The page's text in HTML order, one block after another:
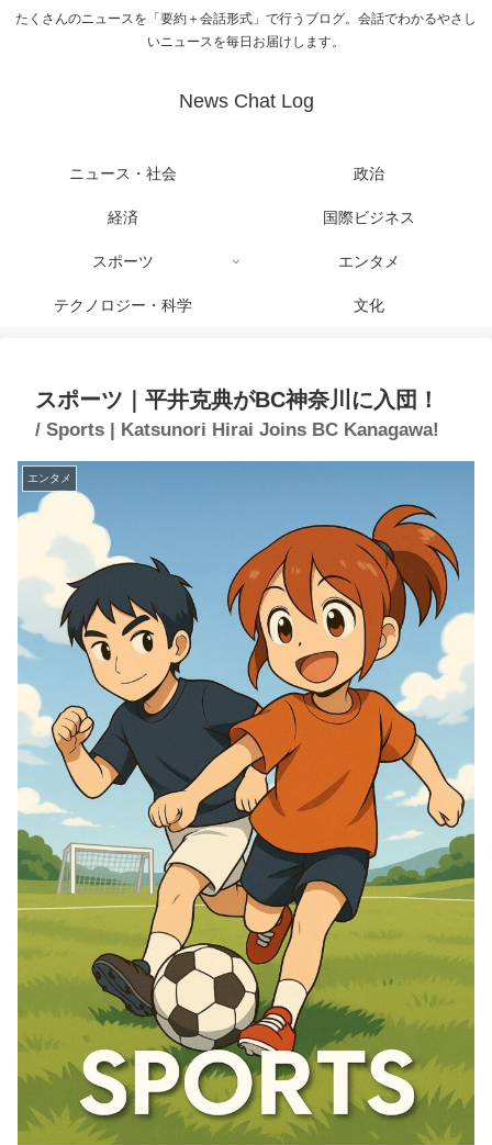
たくさんのニュースを「要約＋会話形式」で行うブログ。会話でわかるやさし
いニュースを毎日お届けします。
News Chat Log
ニュース・社会 政治
経済 国際ビジネス
スポーツ エンタメ
テクノロジー・科学 文化
スポーツ｜平井克典がBC神奈川に入団！
/ Sports | Katsunori Hirai Joins BC Kanagawa!
エンタメ